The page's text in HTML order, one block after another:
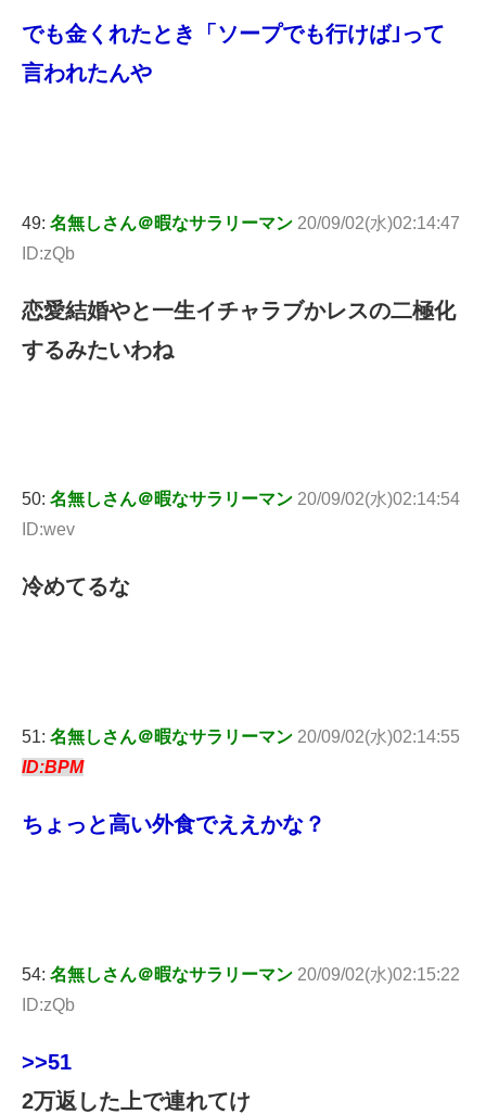
でも金くれたとき「ソープでも行けば｣って
言われたんや
49: 名無しさん＠暇なサラリーマン 20/09/02(水)02:14:47
ID:zQb
恋愛結婚やと一生イチャラブかレスの二極化
するみたいわね
50: 名無しさん＠暇なサラリーマン 20/09/02(水)02:14:54
ID:wev
冷めてるな
51: 名無しさん＠暇なサラリーマン 20/09/02(水)02:14:55
ID:BPM
ちょっと高い外食でええかな？
54: 名無しさん＠暇なサラリーマン 20/09/02(水)02:15:22
ID:zQb
>>51
2万返した上で連れてけ